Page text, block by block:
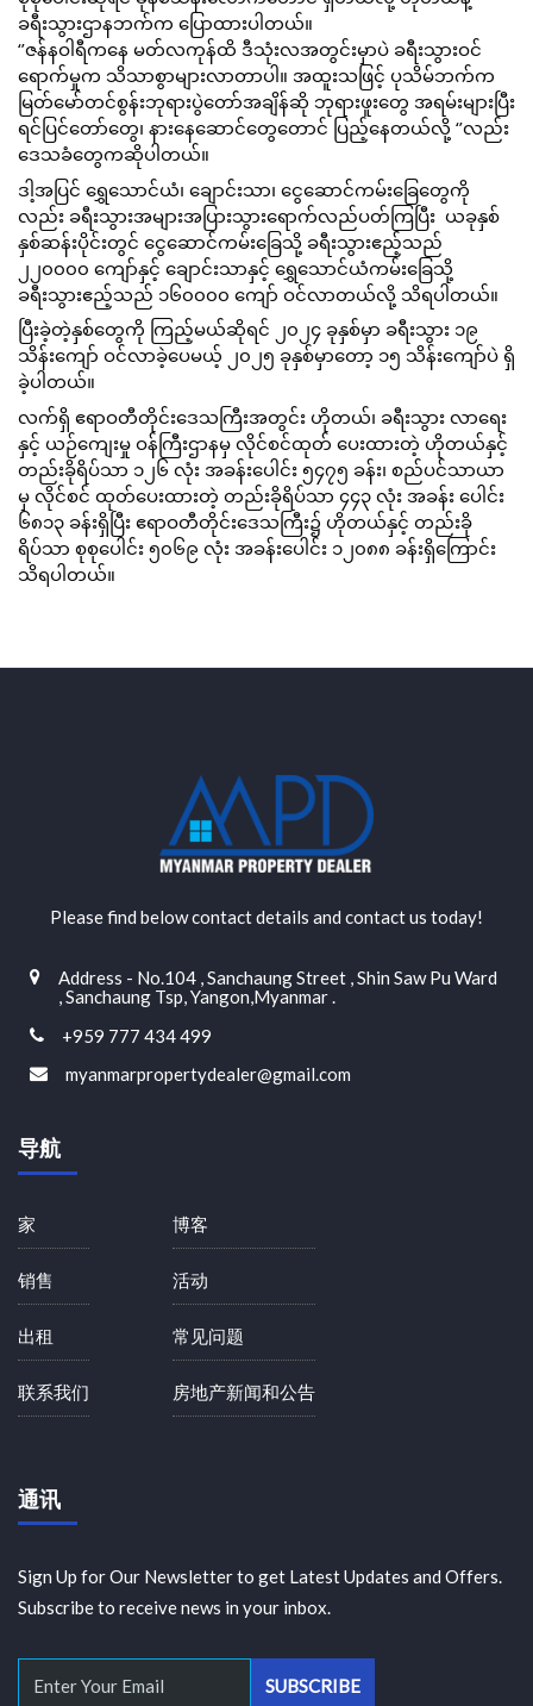
ခရီးသွားဌာနဘက်က ပြောထားပါတယ်။
‘’ဇန်နဝါရီကနေ မတ်လကုန်ထိ ဒီသုံးလအတွင်းမှာပဲ ခရီးသွားဝင်
ရောက်မှုက သိသာစွာများလာတာပါ။ အထူးသဖြင့် ပုသိမ်ဘက်က
မြတ်မော်တင်စွန်းဘုရားပွဲတော်အချိန်ဆို ဘုရားဖူးတွေ အရမ်းများပြီး
ရင်ပြင်တော်တွေ၊ နားနေဆောင်တွေတောင် ပြည့်နေတယ်လို့ ‘’လည်း
ဒေသခံတွေကဆိုပါတယ်။
ဒါ့အပြင် ရွှေသောင်ယံ၊ ချောင်းသာ၊ ငွေဆောင်ကမ်းခြေတွေကို
လည်း ခရီးသွားအများအပြားသွားရောက်လည်ပတ်ကြပြီး  ယခုနှစ်
နှစ်ဆန်းပိုင်းတွင် ငွေဆောင်ကမ်းခြေသို့ ခရီးသွားဧည့်သည်
၂၂၀၀၀၀ ကျော်နှင့် ချောင်းသာနှင့် ရွှေသောင်ယံကမ်းခြေသို့
ခရီးသွားဧည့်သည် ၁၆၀၀၀၀ ကျော် ဝင်လာတယ်လို့ သိရပါတယ်။
ပြီးခဲ့တဲ့နှစ်တွေကို ကြည့်မယ်ဆိုရင် ၂၀၂၄ ခုနှစ်မှာ ခရီးသွား ၁၉
သိန်းကျော် ဝင်လာခဲ့ပေမယ့် ၂၀၂၅ ခုနှစ်မှာတော့ ၁၅ သိန်းကျော်ပဲ ရှိ
ခဲ့ပါတယ်။
လက်ရှိ ဧရာဝတီတိုင်းဒေသကြီးအတွင်း ဟိုတယ်၊ ခရီးသွား လာရေး
နှင့် ယဉ်ကျေးမှု ဝန်ကြီးဌာနမှ လိုင်စင်ထုတ် ပေးထားတဲ့ ဟိုတယ်နှင့်
တည်းခိုရိပ်သာ ၁၂၆ လုံး အခန်းပေါင်း ၅၄၇၅ ခန်း၊ စည်ပင်သာယာ
မှ လိုင်စင် ထုတ်ပေးထားတဲ့ တည်းခိုရိပ်သာ ၄၄၃ လုံး အခန်း‌ ပေါင်း
၆၈၁၃ ခန်းရှိပြီး ဧရာဝတီတိုင်းဒေသကြီး၌ ဟိုတယ်နှင့် တည်းခို
ရိပ်သာ စုစုပေါင်း ၅၀၆၉ လုံး အခန်း‌ပေါင်း ၁၂၀၈၈ ခန်းရှိကြောင်း
သိရပါတယ်။
Please find below contact details and contact us today!
Address - No.104 , Sanchaung Street , Shin Saw Pu Ward
, Sanchaung Tsp, Yangon,Myanmar .
+959 777 434 499
myanmarpropertydealer@gmail.com
导航
家
销售
出租
联系我们
博客
活动
常见问题
房地产新闻和公告
通讯
Sign Up for Our Newsletter to get Latest Updates and Offers.
Subscribe to receive news in your inbox.